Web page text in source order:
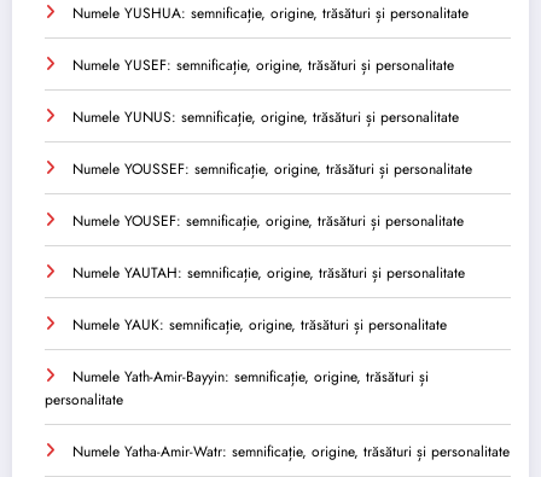
Numele YUSHUA: semnificație, origine, trăsături și personalitate
Numele YUSEF: semnificație, origine, trăsături și personalitate
Numele YUNUS: semnificație, origine, trăsături și personalitate
Numele YOUSSEF: semnificație, origine, trăsături și personalitate
Numele YOUSEF: semnificație, origine, trăsături și personalitate
Numele YAUTAH: semnificație, origine, trăsături și personalitate
Numele YAUK: semnificație, origine, trăsături și personalitate
Numele Yath-Amir-Bayyin: semnificație, origine, trăsături și
personalitate
Numele Yatha-Amir-Watr: semnificație, origine, trăsături și personalitate